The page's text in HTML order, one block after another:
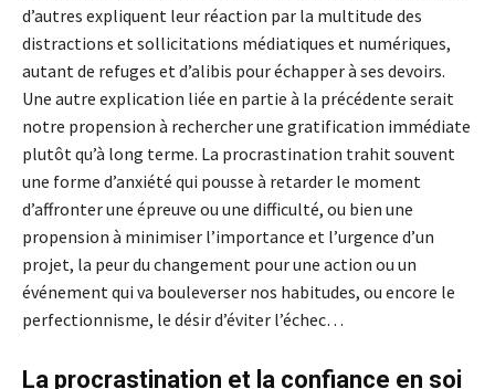
d’autres expliquent leur réaction par la multitude des
distractions et sollicitations médiatiques et numériques,
autant de refuges et d’alibis pour échapper à ses devoirs.
Une autre explication liée en partie à la précédente serait
notre propension à rechercher une gratification immédiate
plutôt qu’à long terme. La procrastination trahit souvent
une forme d’anxiété qui pousse à retarder le moment
d’affronter une épreuve ou une difficulté, ou bien une
propension à minimiser l’importance et l’urgence d’un
projet, la peur du changement pour une action ou un
événement qui va bouleverser nos habitudes, ou encore le
perfectionnisme, le désir d’éviter l’échec…
La procrastination et la confiance en soi